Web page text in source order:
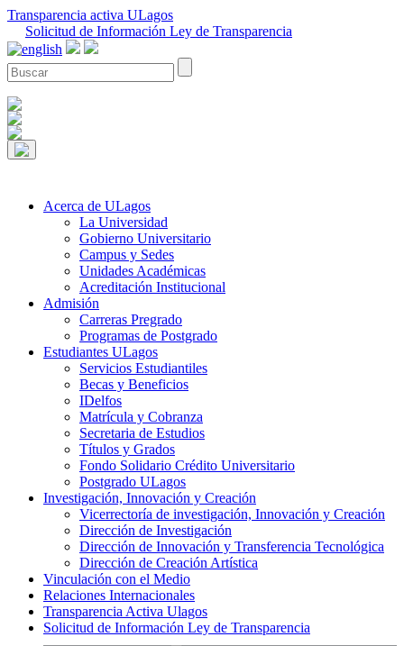
Transparencia activa ULagos
Solicitud de Información Ley de Transparencia
Acerca de ULagos
La Universidad
Gobierno Universitario
Campus y Sedes
Unidades Académicas
Acreditación Institucional
Admisión
Carreras Pregrado
Programas de Postgrado
Estudiantes ULagos
Servicios Estudiantiles
Becas y Beneficios
IDelfos
Matrícula y Cobranza
Secretaria de Estudios
Títulos y Grados
Fondo Solidario Crédito Universitario
Postgrado ULagos
Investigación, Innovación y Creación
Vicerrectoría de investigación, Innovación y Creación
Dirección de Investigación
Dirección de Innovación y Transferencia Tecnológica
Dirección de Creación Artística
Vinculación con el Medio
Relaciones Internacionales
Transparencia Activa Ulagos
Solicitud de Información Ley de Transparencia